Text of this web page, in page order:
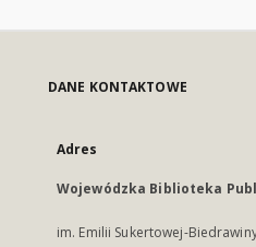
DANE KONTAKTOWE
Adres
Wojewódzka Biblioteka
im. Emilii Sukertowej-